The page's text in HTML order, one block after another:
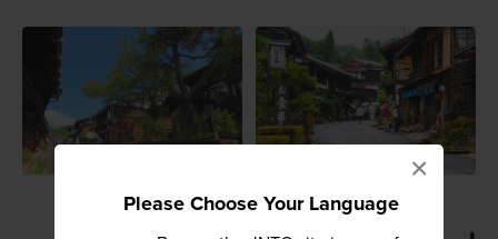
Please Choose Your Language
×